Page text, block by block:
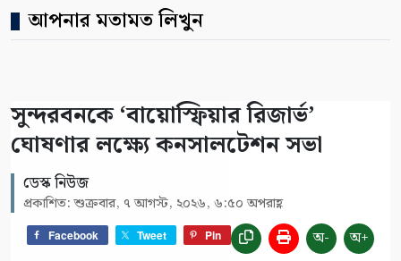
আপনার মতামত লিখুন
সুন্দরবনকে ‘বায়োস্ফিয়ার রিজার্ভ’
ঘোষণার লক্ষ্যে কনসালটেশন সভা
ডেস্ক নিউজ
প্রকাশিত: শুক্রবার, ৭ আগস্ট, ২০২৬, ৬:৫০ অপরাহ্ণ
Facebook Tweet Pin অ- অ+